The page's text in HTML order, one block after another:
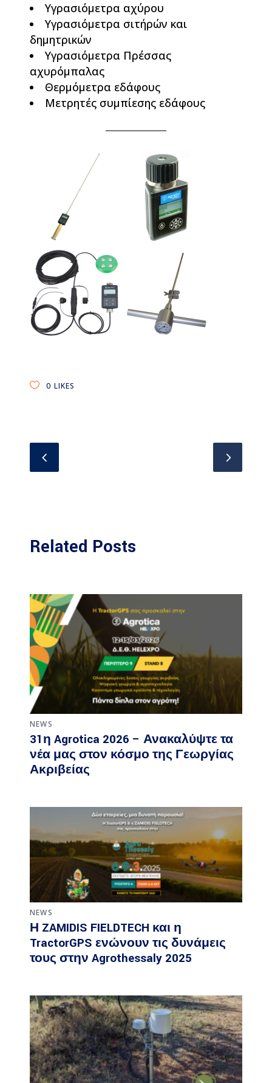
Υγρασιόμετρα αχύρου
Υγρασιόμετρα σιτήρών και
δημητρικών
Υγρασιόμετρα Πρέσσας
αχυρόμπαλας
Θερμόμετρα εδάφους
Μετρητές συμπίεσης εδάφους
0 LIKES
Related Posts
NEWS
31η Agrotica 2026 – Ανακαλύψτε τα
νέα μας στον κόσμο της Γεωργίας
Ακριβείας
NEWS
Η ZAMIDIS FIELDTECH και η
TractorGPS ενώνουν τις δυνάμεις
τους στην Agrothessaly 2025